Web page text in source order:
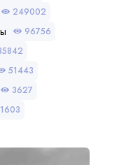
249002
96756
51443
3627
1603